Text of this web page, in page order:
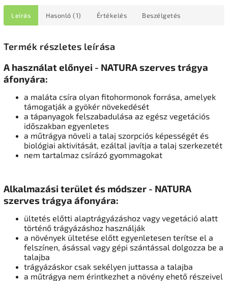
Leírás Hasonló (1) Értékelés Beszélgetés
Termék részletes leírása
A használat előnyei - NATURA szerves trágya
áfonyára:
a maláta csíra olyan fitohormonok forrása, amelyek
támogatják a gyökér növekedését
a tápanyagok felszabadulása az egész vegetációs
időszakban egyenletes
a műtrágya növeli a talaj szorpciós képességét és
biológiai aktivitását, ezáltal javítja a talaj szerkezetét
nem tartalmaz csírázó gyommagokat
Alkalmazási terület és módszer - NATURA
szerves trágya áfonyára:
ültetés előtti alaptrágyázáshoz vagy vegetáció alatt
történő trágyázáshoz használják
a növények ültetése előtt egyenletesen terítse el a
felszínen, ásással vagy gépi szántással dolgozza be a
talajba
trágyázáskor csak sekélyen juttassa a talajba
a műtrágya nem érintkezhet a növény ehető részeivel